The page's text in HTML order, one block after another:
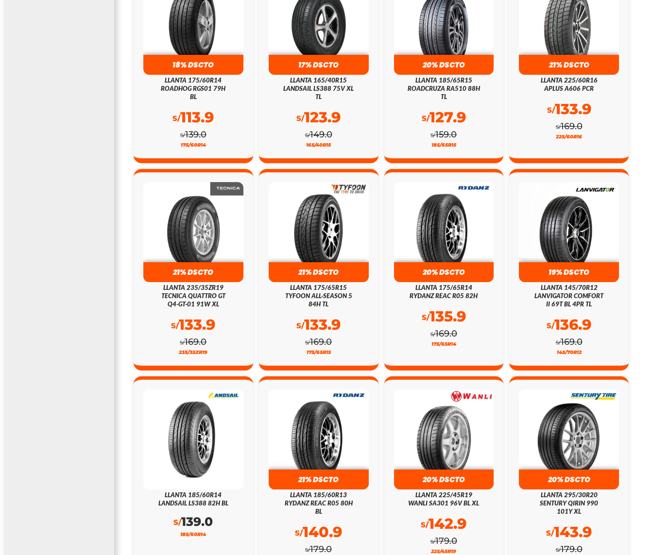
18% DSCTO
LLANTA 175/60R14
ROADHOG RGS01 79H
BL
S/139.0
S/113.9
175/60R14
17% DSCTO
LLANTA 165/40R15
LANDSAIL LS388 75V XL
TL
S/149.0
S/123.9
165/40R15
20% DSCTO
LLANTA 185/65R15
ROADCRUZA RA510 88H
TL
S/159.0
S/127.9
185/65R15
21% DSCTO
LLANTA 225/60R16
APLUS A606 PCR
S/169.0
S/133.9
225/60R16
21% DSCTO
LLANTA 235/35ZR19
TECNICA QUATTRO GT
Q4-GT-01 91W XL
S/169.0
S/133.9
235/35ZR19
21% DSCTO
LLANTA 175/65R15
TYFOON ALL-SEASON 5
84H TL
S/169.0
S/133.9
175/65R15
20% DSCTO
LLANTA 175/65R14
RYDANZ REAC R05 82H
S/169.0
S/135.9
175/65R14
19% DSCTO
LLANTA 145/70R12
LANVIGATOR COMFORT
II 69T BL 4PR TL
S/169.0
S/136.9
145/70R12
LLANTA 185/60R14
LANDSAIL LS388 82H BL
S/139.0
185/60R14
21% DSCTO
LLANTA 185/60R13
RYDANZ REAC R05 80H
BL
S/179.0
S/140.9
20% DSCTO
LLANTA 225/45R19
WANLI SA301 96V BL XL
S/179.0
S/142.9
225/45R19
20% DSCTO
LLANTA 295/30R20
SENTURY QIRIN 990
101Y XL
S/179.0
S/143.9